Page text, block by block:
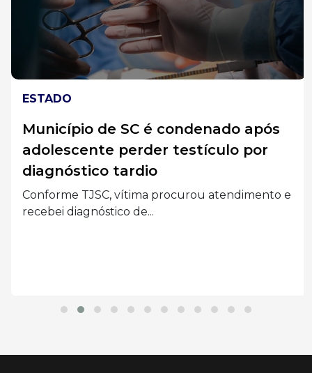
ESTADO
Município de SC é condenado após
adolescente perder testículo por
diagnóstico tardio
Conforme TJSC, vítima procurou atendimento e
recebei diagnóstico de...